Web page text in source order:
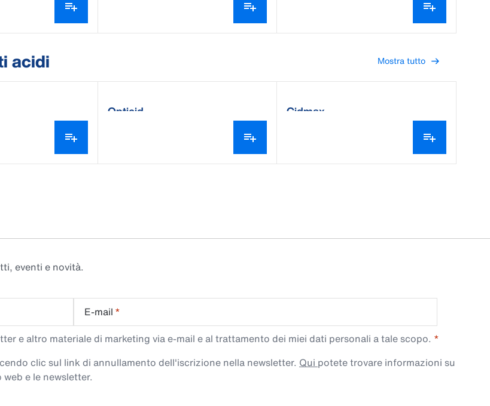
acidi Mostra tutto
Opticid Cidmax
eventi e novità.
E-mail *
e altro materiale di marketing via e-mail e al trattamento dei miei dati personali a tale scopo.
clic sul link di annullamento dell'iscrizione nella newsletter. Qui potete trovare informazioni su
e le newsletter.